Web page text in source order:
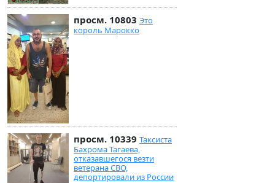
просм. 10803 Это
король Марокко
просм. 10339 Таксиста
Бахрома Тагаева,
отказавшегося везти
ветерана СВО,
депортировали из России